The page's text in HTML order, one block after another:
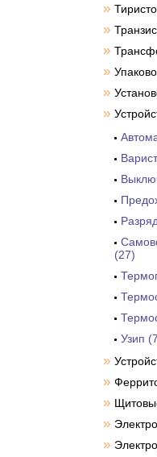
»
»
»
»
»
»
(27)
Узип
»
»
»
»
»